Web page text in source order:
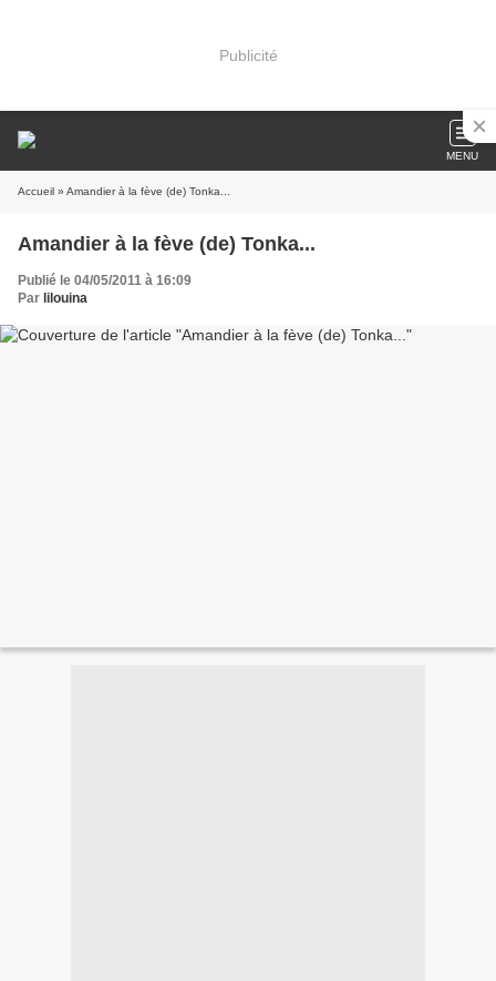
Publicité
MENU
Accueil » Amandier à la fève (de) Tonka...
Amandier à la fève (de) Tonka...
Publié le 04/05/2011 à 16:09
Par lilouina